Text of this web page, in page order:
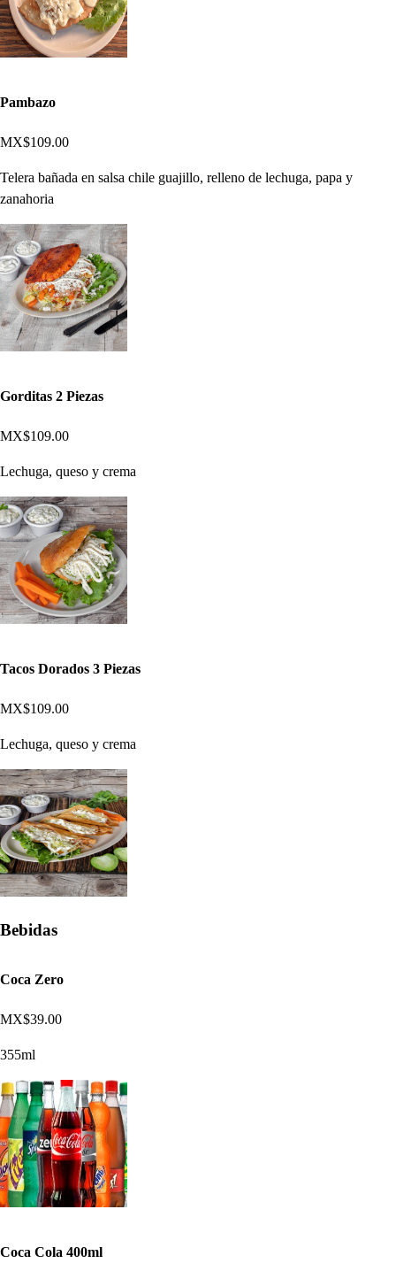
Pambazo
MX$109.00
Telera bañada en salsa chile guajillo, relleno de lechuga, papa y
zanahoria
Gorditas 2 Piezas
MX$109.00
Lechuga, queso y crema
Tacos Dorados 3 Piezas
MX$109.00
Lechuga, queso y crema
Bebidas
Coca Zero
MX$39.00
355ml
Coca Cola 400ml